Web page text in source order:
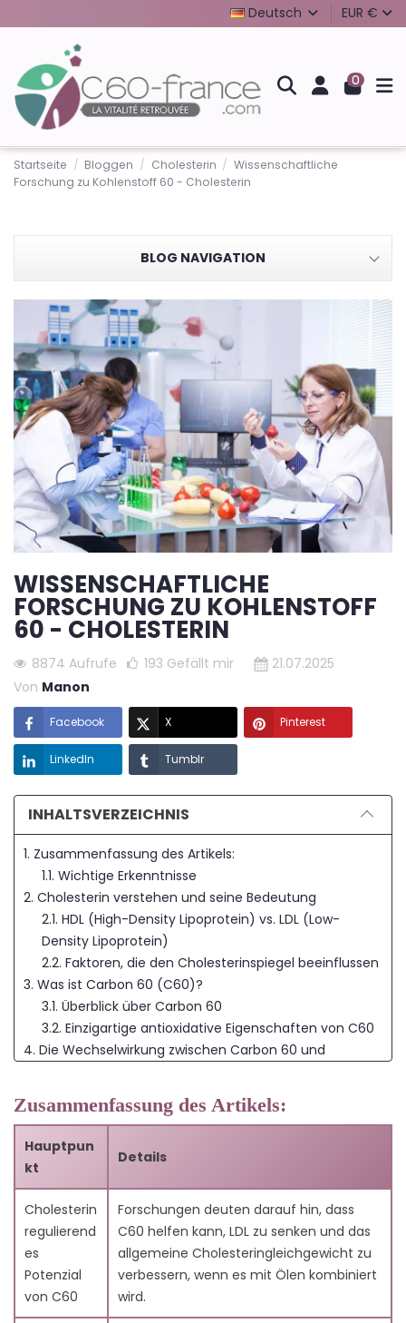
Deutsch EUR €
0
Startseite Bloggen Cholesterin
Wissenschaftliche
Forschung zu Kohlenstoff 60 - Cholesterin
BLOG NAVIGATION
WISSENSCHAFTLICHE
FORSCHUNG ZU KOHLENSTOFF
60 - CHOLESTERIN
8874 Aufrufe 193 Gefällt mir
21.07.2025
Von Manon
Facebook X Pinterest
LinkedIn Tumblr
INHALTSVERZEICHNIS
1. Zusammenfassung des Artikels:
1.1. Wichtige Erkenntnisse
2. Cholesterin verstehen und seine Bedeutung
2.1. HDL (High-Density Lipoprotein) vs. LDL (Low-
Density Lipoprotein)
2.2. Faktoren, die den Cholesterinspiegel beeinflussen
3. Was ist Carbon 60 (C60)?
3.1. Überblick über Carbon 60
3.2. Einzigartige antioxidative Eigenschaften von C60
4. Die Wechselwirkung zwischen Carbon 60 und
4.1. Wie C60 oxidativen Stress reduziert
4.2. Unterstützung der LDL-Reduktion
4.3. Förderung gesunder HDL-Werte
5. Wissenschaftliche Studien zu Kohlenstoff 60 und
5.1. Beweise aus Tierstudien
5.2. Aufkommende Humanforschung
6. Die Rolle von Kohlenstoff 60 in der kardiovaskulären
Gesundheit
6.1. Auswirkung auf Herzkrankheitsrisiko
Zusammenfassung des Artikels:
Hauptpun
kt
Details
Cholesterin
regulierend
es
Potenzial
von C60
Forschungen deuten darauf hin, dass
C60 helfen kann, LDL zu senken und das
allgemeine Cholesteringleichgewicht zu
verbessern, wenn es mit Ölen kombiniert
wird.